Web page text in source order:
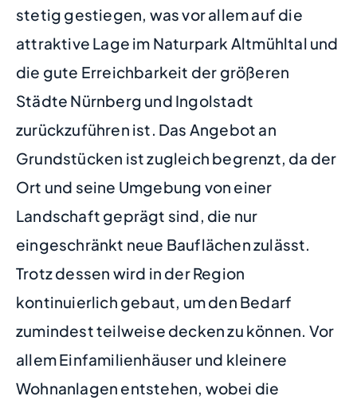
stetig gestiegen, was vor allem auf die
attraktive Lage im Naturpark Altmühltal und
die gute Erreichbarkeit der größeren
Städte Nürnberg und Ingolstadt
zurückzuführen ist. Das Angebot an
Grundstücken ist zugleich begrenzt, da der
Ort und seine Umgebung von einer
Landschaft geprägt sind, die nur
eingeschränkt neue Bauflächen zulässt.
Trotz dessen wird in der Region
kontinuierlich gebaut, um den Bedarf
zumindest teilweise decken zu können. Vor
allem Einfamilienhäuser und kleinere
Wohnanlagen entstehen, wobei die